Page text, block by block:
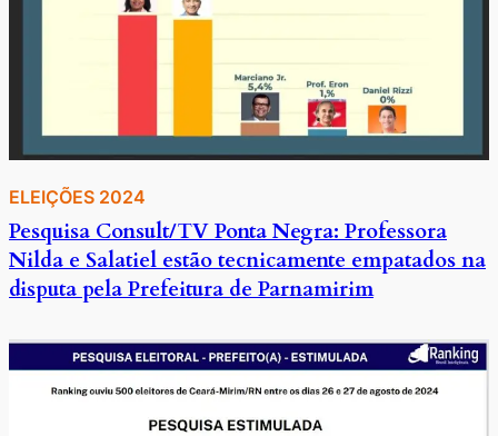
ELEIÇÕES 2024
Pesquisa Consult/TV Ponta Negra: Professora
Nilda e Salatiel estão tecnicamente empatados na
disputa pela Prefeitura de Parnamirim